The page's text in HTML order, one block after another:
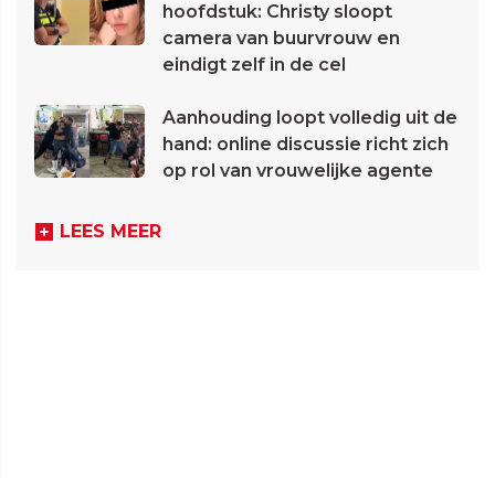
hoofdstuk: Christy sloopt
camera van buurvrouw en
eindigt zelf in de cel
Aanhouding loopt volledig uit de
hand: online discussie richt zich
op rol van vrouwelijke agente
LEES MEER